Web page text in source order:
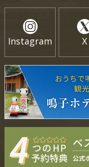
Instagram X